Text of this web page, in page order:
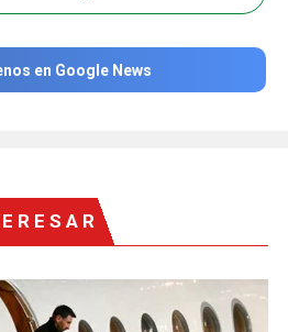
en Google News